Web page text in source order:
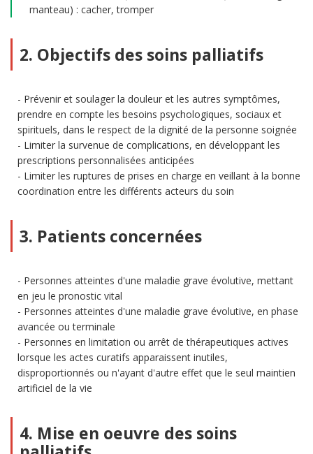
manteau) : cacher, tromper
2. Objectifs des soins palliatifs
Prévenir et soulager la douleur et les autres symptômes,
prendre en compte les besoins psychologiques, sociaux et
spirituels, dans le respect de la dignité de la personne soignée
Limiter la survenue de complications, en développant les
prescriptions personnalisées anticipées
Limiter les ruptures de prises en charge en veillant à la bonne
coordination entre les différents acteurs du soin
3. Patients concernées
Personnes atteintes d'une maladie grave évolutive, mettant
en jeu le pronostic vital
Personnes atteintes d'une maladie grave évolutive, en phase
avancée ou terminale
Personnes en limitation ou arrêt de thérapeutiques actives
lorsque les actes curatifs apparaissent inutiles,
disproportionnés ou n'ayant d'autre effet que le seul maintien
artificiel de la vie
4. Mise en oeuvre des soins